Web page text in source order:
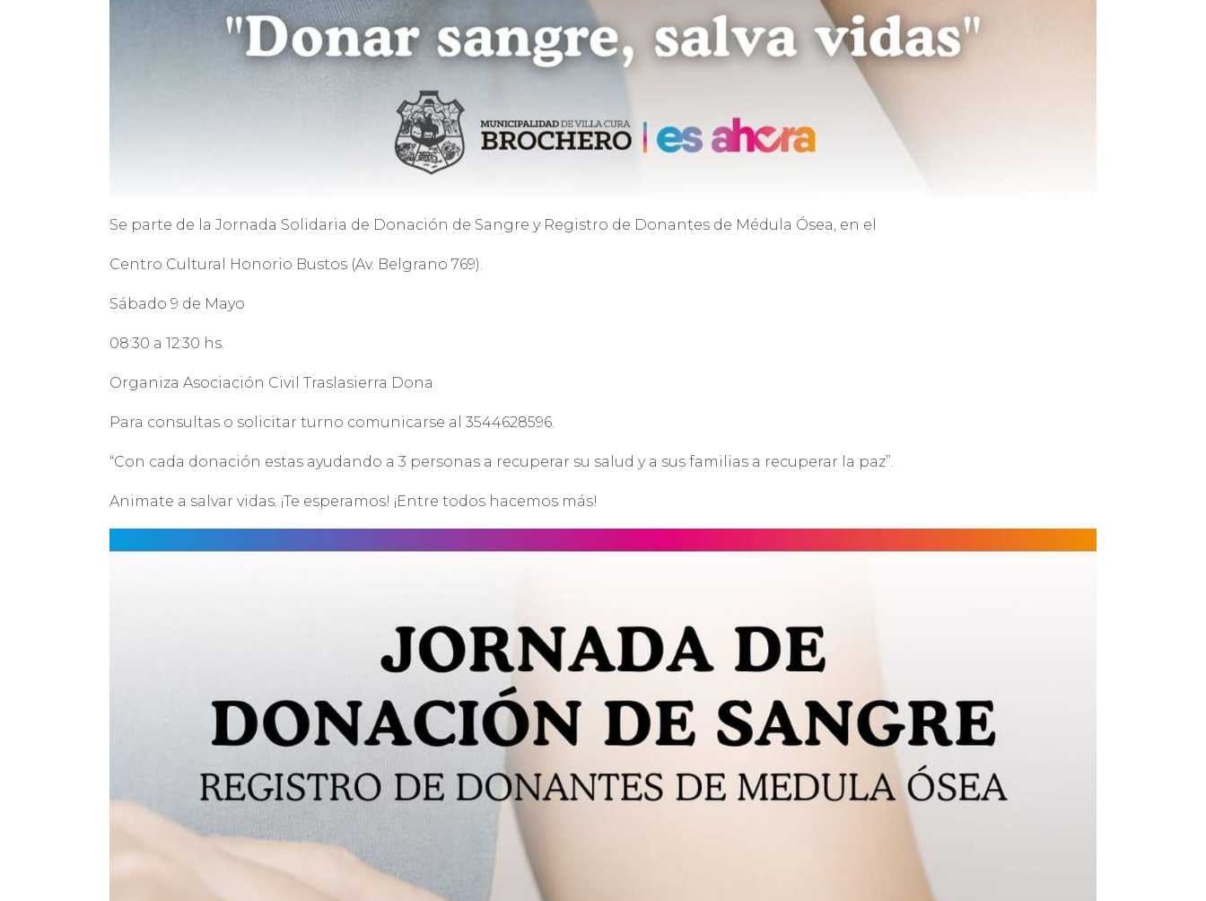
Se parte de la Jornada Solidaria de Donación de Sangre y Registro de Donantes de Médula Ósea, en el
Centro Cultural Honorio Bustos (Av. Belgrano 769).
Sábado 9 de Mayo
08:30 a 12:30 hs.
Organiza Asociación Civil Traslasierra Dona
Para consultas o solicitar turno comunicarse al 3544628596.
“Con cada donación estas ayudando a 3 personas a recuperar su salud y a sus familias a recuperar la paz”.
Animate a salvar vidas. ¡Te esperamos! ¡Entre todos hacemos más!